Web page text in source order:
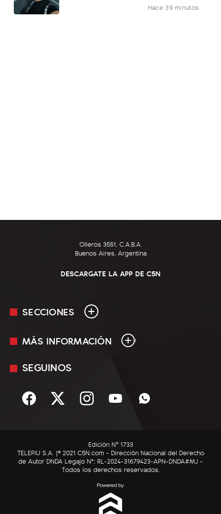
Hace 39 minutos
Olleros 3551, C.A.B.A.
Buenos Aires, Argentina
DESCARGATE LA APP DE C5N
SECCIONES
En Vivo
Sociedad
C5N Autos
RatingCero
MÁS INFORMACIÓN
Mediakit
Términos y condiciones
SEGUINOS
Edición Nº 1733
TELEPIU S.A. |© 2021 C5N.com - Dirección Nacional del Derecho
de Autor DNDA Legajo N°: RL-2024-31679423-APN-DNDA#MJ -
Todos los derechos reservados.